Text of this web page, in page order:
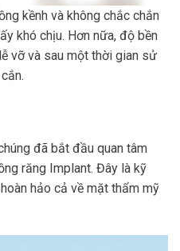
kềnh và không chắc chắn
khó chịu. Hơn nữa, độ bền
vỡ và sau một thời gian sử
đã bắt đầu quan tâm
răng Implant. Đây là kỹ
hảo cả về mặt thẩm mỹ